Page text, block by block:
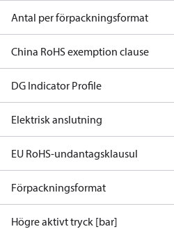
Antal per förpackningsformat
China RoHS exemption clause
DG Indicator Profile
Elektrisk anslutning
EU RoHS-undantagsklausul
Förpackningsformat
Högre aktivt tryck [bar]